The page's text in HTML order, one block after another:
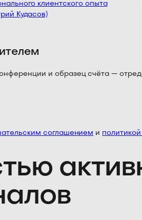
клиентского опыта
Кудасов)
и образец счёта —
соглашением и